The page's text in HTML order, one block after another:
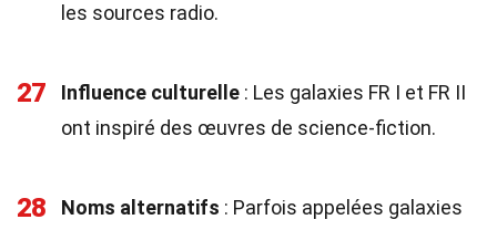
les sources radio.
27 Influence culturelle : Les galaxies FR I et FR II
ont inspiré des œuvres de science-fiction.
28 Noms alternatifs : Parfois appelées galaxies